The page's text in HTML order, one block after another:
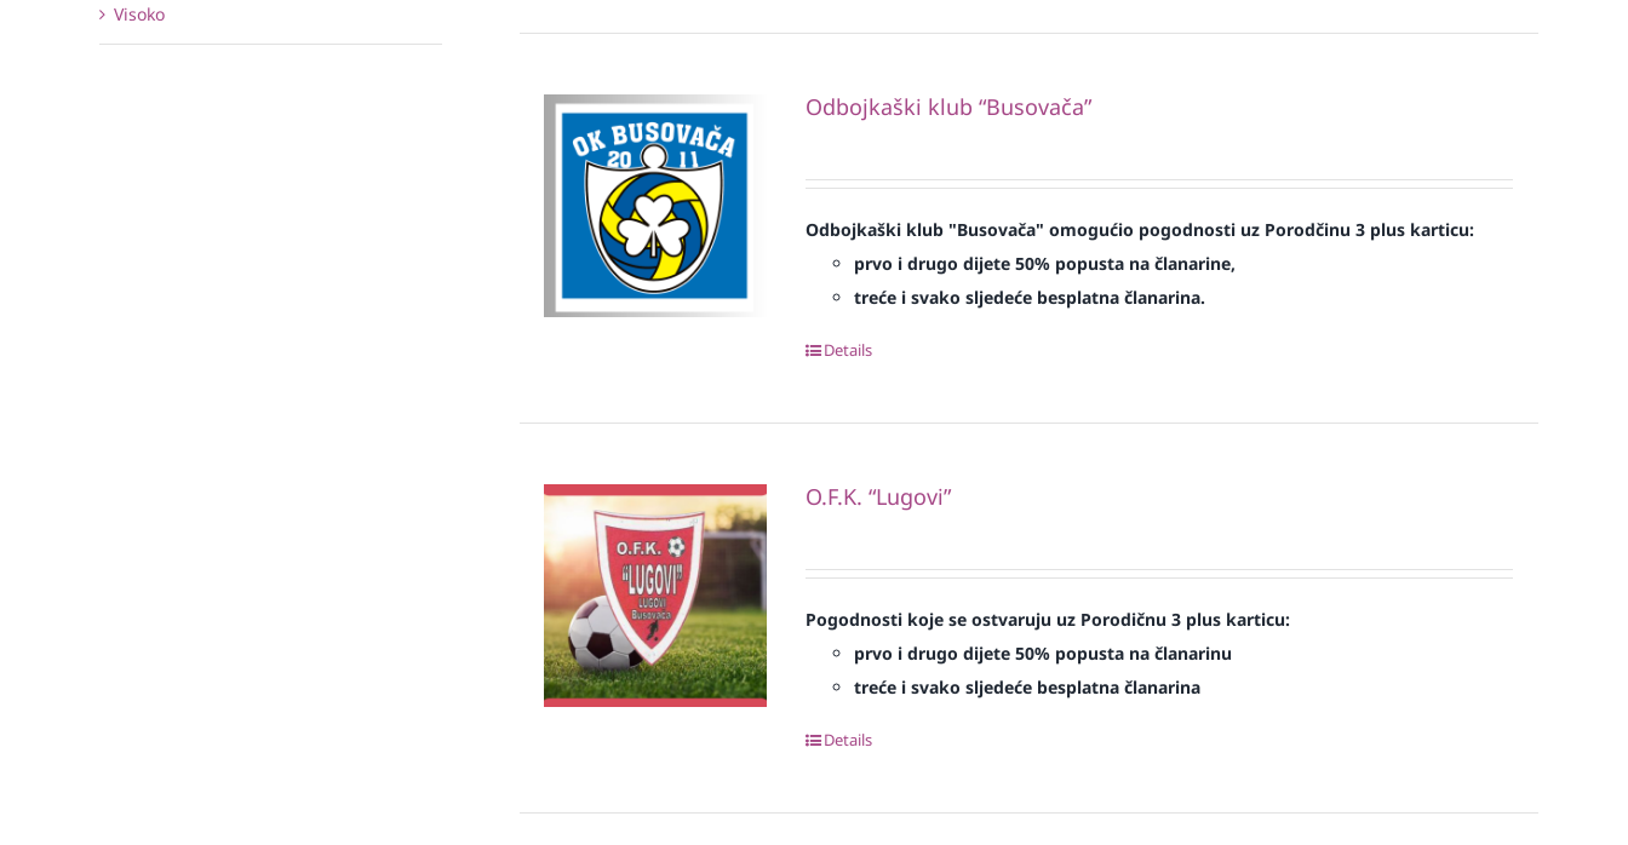
Odbojkaški klub “Busovača”
Odbojkaški klub "Busovača" omogućio pogodnosti uz Porodčinu 3 plus karticu:
prvo i drugo dijete 50% popusta na članarine,
treće i svako sljedeće besplatna članarina.
Details
O.F.K. “Lugovi”
Pogodnosti koje se ostvaruju uz Porodičnu 3 plus karticu:
prvo i drugo dijete 50% popusta na članarinu
treće i svako sljedeće besplatna članarina
Details
Visoko